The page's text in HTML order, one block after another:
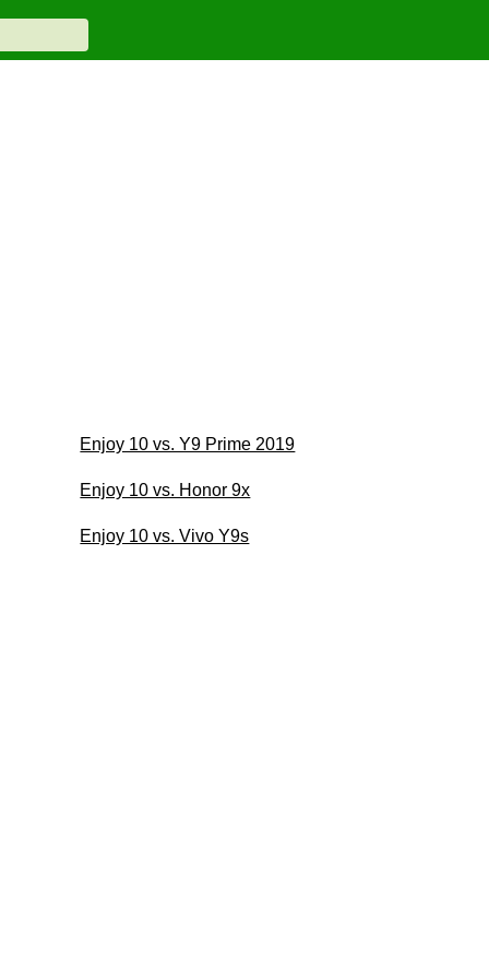
Enjoy 10 vs. Y9 Prime 2019
Enjoy 10 vs. Honor 9x
Enjoy 10 vs. Vivo Y9s